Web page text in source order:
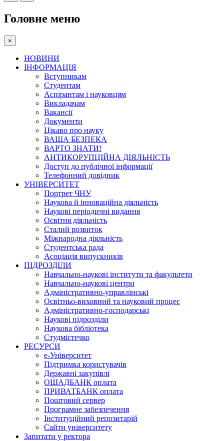
Головне меню
×
НОВИНИ
ІНФОРМАЦІЯ
Вступникам
Студентам
Аспірантам і науковцям
Викладачам
Вакансії
Документи
Цікаво про науку
ВАША БЕЗПЕКА
ВАРТО ЗНАТИ!
АНТИКОРУПЦІЙНА ДІЯЛЬНІСТЬ
Доступ до публічної інформації
Телефонний довідник
УНІВЕРСИТЕТ
Портрет ЧНУ
Наукова й інноваційна діяльність
Наукові періодичні видання
Освітня діяльність
Сталий розвиток
Міжнародна діяльність
Студентська рада
Асоціація випускників
ПІДРОЗДІЛИ
Навчально-наукові інститути та факультети
Навчально-наукові центри
Адміністративно-управлінські
Освітньо-виховний та науковий процес
Адміністративно-господарські
Наукові підрозділи
Наукова бібліотека
Студмістечко
РЕСУРСИ
е-Університет
Підтримка користувачів
Державні закупівлі
ОЩАДБАНК оплата
ПРИВАТБАНК оплата
Поштовий сервер
Програмне забезпечення
Інституційний репозитарій
Сайти університету
Запитати у ректора